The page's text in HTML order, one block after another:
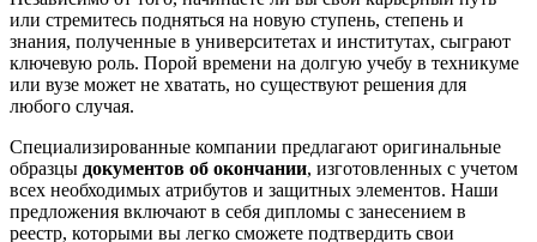
или стремитесь подняться на новую ступень, степень и
знания, полученные в университетах и институтах, сыграют
ключевую роль. Порой времени на долгую учебу в техникуме
или вузе может не хватать, но существуют решения для
любого случая.
Специализированные компании предлагают оригинальные
образцы документов об окончании, изготовленных с учетом
всех необходимых атрибутов и защитных элементов. Наши
предложения включают в себя дипломы с занесением в
реестр, которыми вы легко сможете подтвердить свои